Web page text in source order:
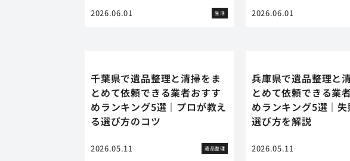
2026.06.01 生活 2026.06.01
千葉県で遺品整理と清掃をま
とめて依頼できる業者おすす
めランキング5選｜プロが教え
る選び方のコツ
2026.05.11 遺品整理
兵庫県で遺品整理と
とめて依頼できる業
めランキング5選｜
選び方を解説
2026.05.11